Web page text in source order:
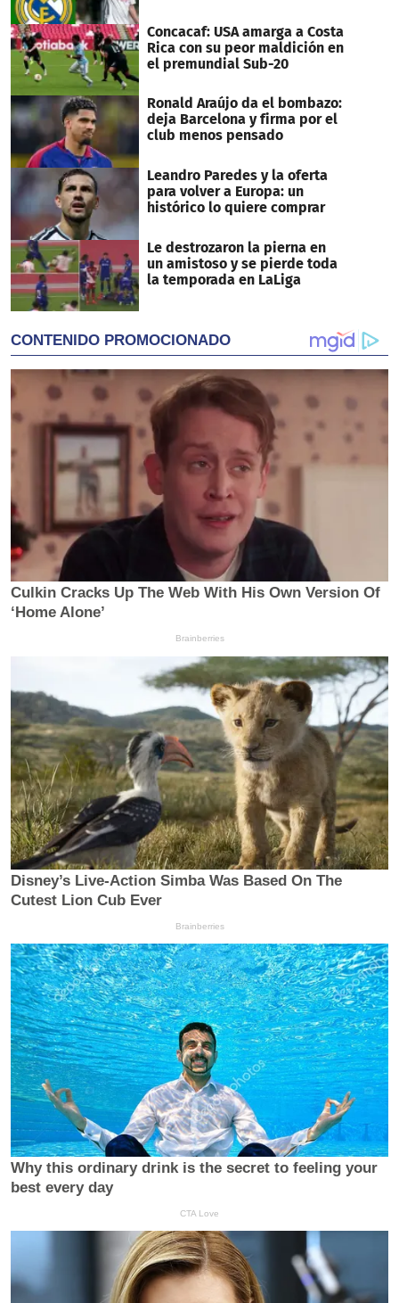
Concacaf: USA amarga a Costa
Rica con su peor maldición en
el premundial Sub-20
Ronald Araújo da el bombazo:
deja Barcelona y firma por el
club menos pensado
Leandro Paredes y la oferta
para volver a Europa: un
histórico lo quiere comprar
Le destrozaron la pierna en
un amistoso y se pierde toda
la temporada en LaLiga